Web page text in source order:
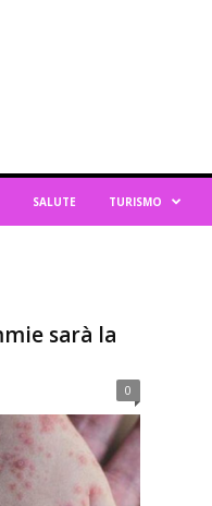
SALUTE TURISMO
sarà la
0